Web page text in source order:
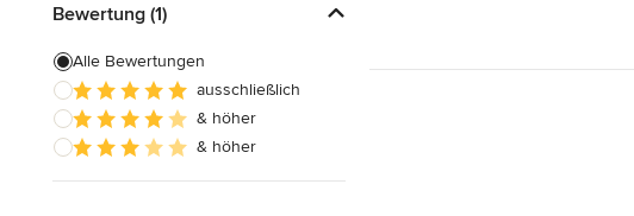
Bewertung (1)
Alle Bewertungen
ausschließlich
& höher
& höher